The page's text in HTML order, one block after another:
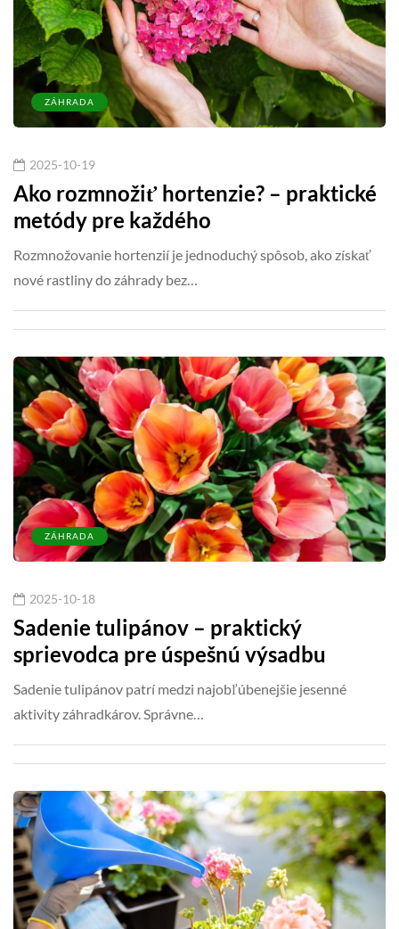
ZÁHRADA
2025-10-19
Ako rozmnožiť hortenzie? – praktické
metódy pre každého
Rozmnožovanie hortenzií je jednoduchý spôsob, ako získať
nové rastliny do záhrady bez…
ZÁHRADA
2025-10-18
Sadenie tulipánov – praktický
sprievodca pre úspešnú výsadbu
Sadenie tulipánov patrí medzi najobľúbenejšie jesenné
aktivity záhradkárov. Správne…